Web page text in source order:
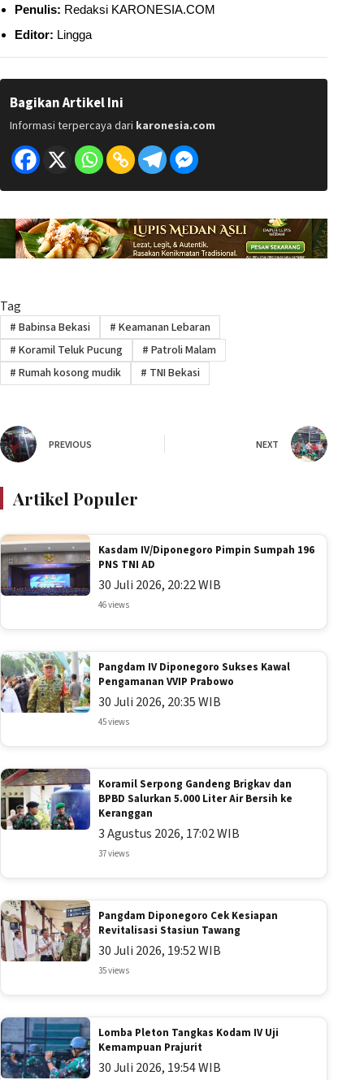
Penulis: Redaksi KARONESIA.COM
Editor: Lingga
Bagikan Artikel Ini
Informasi terpercaya dari karonesia.com
Tag
# Babinsa Bekasi # Keamanan Lebaran
# Koramil Teluk Pucung # Patroli Malam
# Rumah kosong mudik # TNI Bekasi
PREVIOUS NEXT
Artikel Populer
Kasdam IV/Diponegoro Pimpin Sumpah 196
PNS TNI AD
30 Juli 2026, 20:22 WIB
46 views
Pangdam IV Diponegoro Sukses Kawal
Pengamanan VVIP Prabowo
30 Juli 2026, 20:35 WIB
45 views
Koramil Serpong Gandeng Brigkav dan
BPBD Salurkan 5.000 Liter Air Bersih ke
Keranggan
3 Agustus 2026, 17:02 WIB
37 views
Pangdam Diponegoro Cek Kesiapan
Revitalisasi Stasiun Tawang
30 Juli 2026, 19:52 WIB
35 views
Lomba Pleton Tangkas Kodam IV Uji
Kemampuan Prajurit
30 Juli 2026, 19:54 WIB